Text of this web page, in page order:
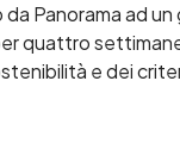
Panorama ad
quattro
e dei